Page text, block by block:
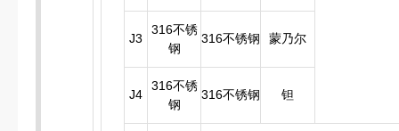
J3
316不锈
钢
316不锈钢 蒙乃尔
J4
316不锈
钢
316不锈钢 钽